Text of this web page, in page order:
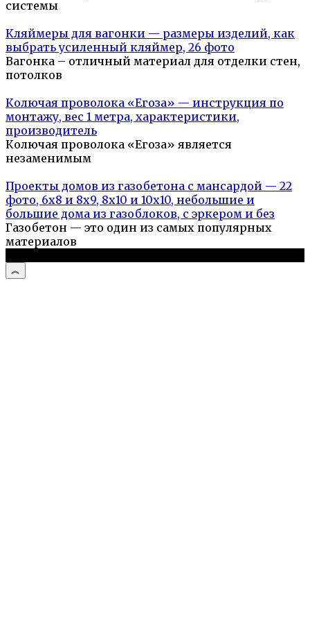
системы
Кляймеры для вагонки — размеры изделий, как
выбрать усиленный кляймер, 26 фото
Вагонка – отличный материал для отделки стен,
потолков
Колючая проволока «Егоза» — инструкция по
монтажу, вес 1 метра, характеристики,
производитель
Колючая проволока «Егоза» является
незаменимым
Проекты домов из газобетона с мансардой — 22
фото, 6х8 и 8х9, 8х10 и 10х10, небольшие и
большие дома из газоблоков, с эркером и без
Газобетон — это один из самых популярных
материалов